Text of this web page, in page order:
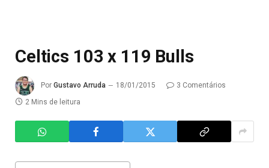
Celtics 103 x 119 Bulls
Por Gustavo Arruda 18/01/2015
3 Comentários
2 Mins de leitura